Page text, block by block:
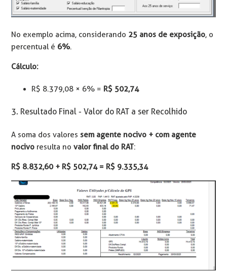
No exemplo acima, considerando 25 anos de exposição, o
percentual é 6%.
Cálculo:
R$ 8.379,08 × 6% = R$ 502,74
3. Resultado Final - Valor do RAT a ser Recolhido
A soma dos valores sem agente nocivo + com agente
nocivo resulta novalor final do RAT:
R$ 8.832,60 + R$ 502,74 = R$ 9.335,34